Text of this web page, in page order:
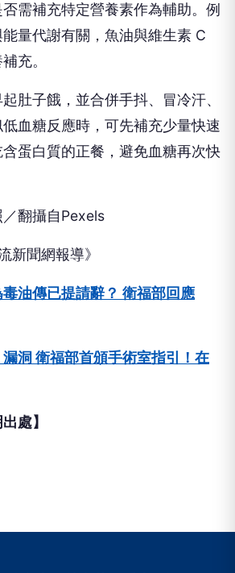
需補充特定營養素作為輔助。例
量代謝有關，魚油與維生素 C
充。
肚子餓，並合併手抖、冒冷汗、
血糖反應時，可先補充少量快速
蛋白質的正餐，避免血糖再次快
翻攝自Pexels
新聞網報導》
油傳已提請辭？ 衛福部回應
洞 衛福部首頒手術室指引！在
處】